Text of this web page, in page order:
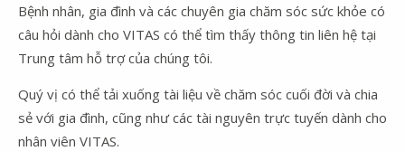
Bệnh nhân, gia đình và các chuyên gia chăm sóc sức khỏe có
câu hỏi dành cho VITAS có thể tìm thấy thông tin liên hệ tại
Trung tâm hỗ trợ của chúng tôi.
Quý vị có thể tải xuống tài liệu về chăm sóc cuối đời và chia
sẻ với gia đình, cũng như các tài nguyên trực tuyến dành cho
nhân viên VITAS.